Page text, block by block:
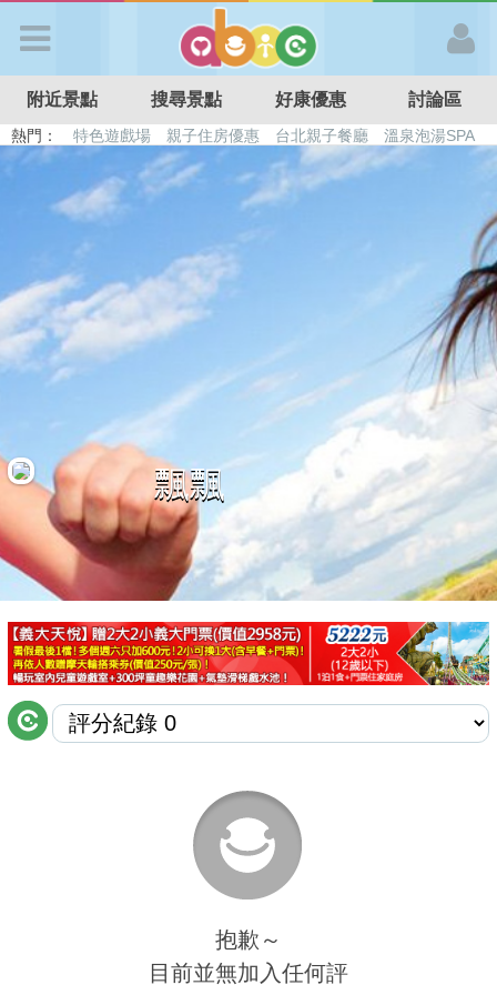
APP登入
首 頁
搜尋景點
好康優惠
最新留言
商家合作
推薦景點
討論區
聯絡我們
附近景點 搜尋景點 好康優惠 討論區
熱門： 特色遊戲場 親子住房優惠 台北親子餐廳
溫泉泡湯SPA
溜滑梯民宿
觀光工廠 日本親子景點
飄飄
抱歉～
目前並無加入任何評